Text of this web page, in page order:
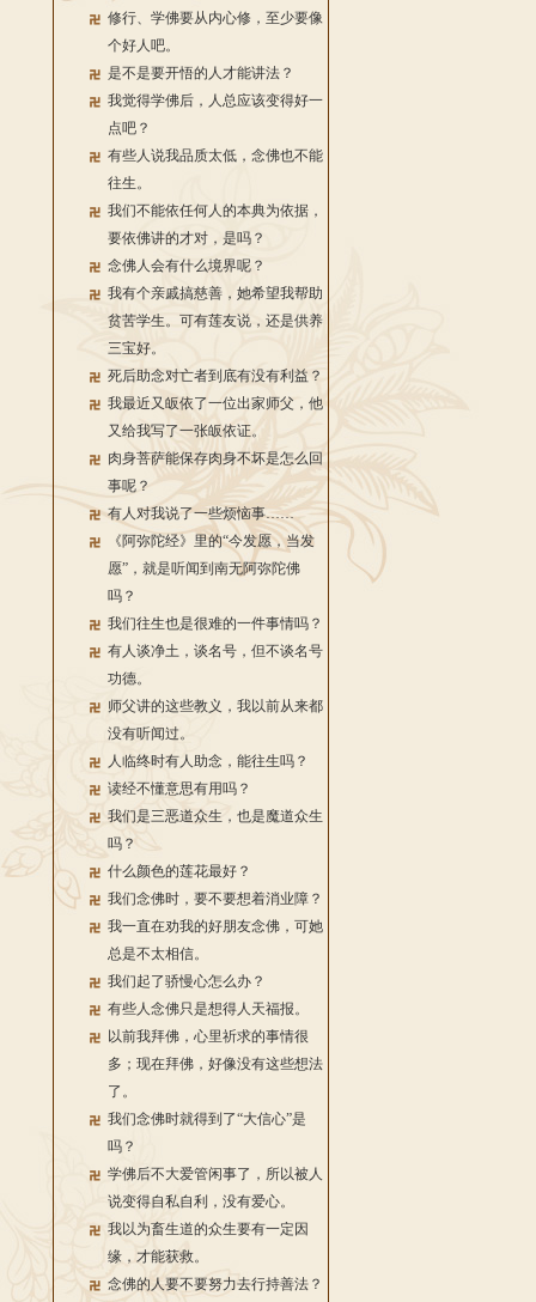
修行、学佛要从内心修，至少要像
个好人吧。
是不是要开悟的人才能讲法？
我觉得学佛后，人总应该变得好一
点吧？
有些人说我品质太低，念佛也不能
往生。
我们不能依任何人的本典为依据，
要依佛讲的才对，是吗？
念佛人会有什么境界呢？
我有个亲戚搞慈善，她希望我帮助
贫苦学生。可有莲友说，还是供养
三宝好。
死后助念对亡者到底有没有利益？
我最近又皈依了一位出家师父，他
又给我写了一张皈依证。
肉身菩萨能保存肉身不坏是怎么回
事呢？
有人对我说了一些烦恼事……
《阿弥陀经》里的“今发愿，当发
愿”，就是听闻到南无阿弥陀佛
吗？
我们往生也是很难的一件事情吗？
有人谈净土，谈名号，但不谈名号
功德。
师父讲的这些教义，我以前从来都
没有听闻过。
人临终时有人助念，能往生吗？
读经不懂意思有用吗？
我们是三恶道众生，也是魔道众生
吗？
什么颜色的莲花最好？
我们念佛时，要不要想着消业障？
我一直在劝我的好朋友念佛，可她
总是不太相信。
我们起了骄慢心怎么办？
有些人念佛只是想得人天福报。
以前我拜佛，心里祈求的事情很
多；现在拜佛，好像没有这些想法
了。
我们念佛时就得到了“大信心”是
吗？
学佛后不大爱管闲事了，所以被人
说变得自私自利，没有爱心。
我以为畜生道的众生要有一定因
缘，才能获救。
念佛的人要不要努力去行持善法？